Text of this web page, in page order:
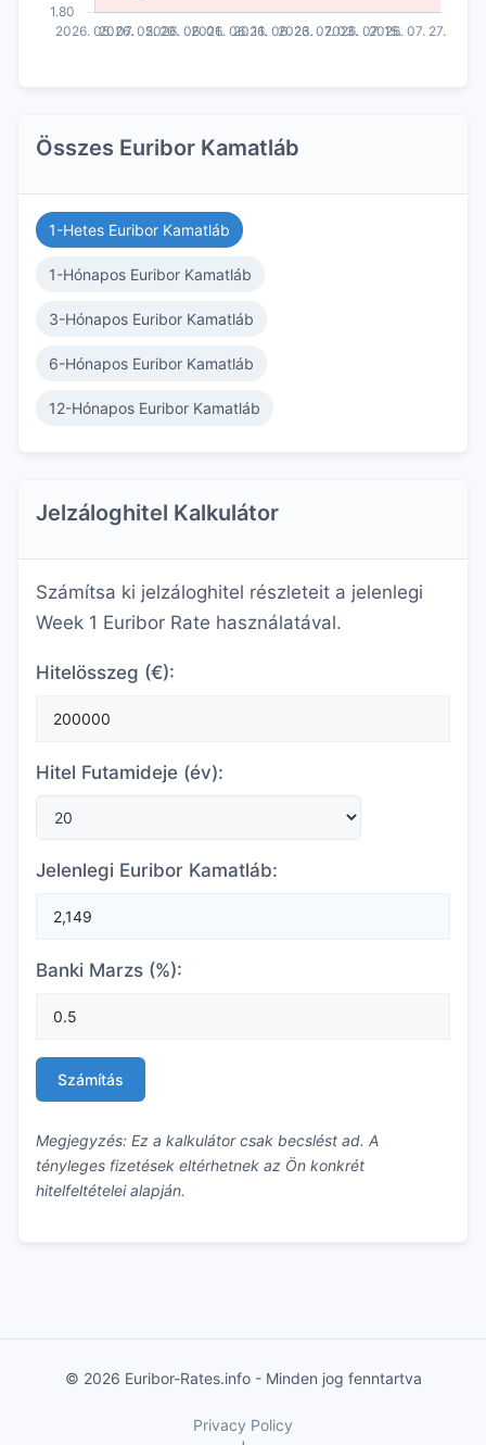
Összes Euribor Kamatláb
1-Hetes Euribor Kamatláb
1-Hónapos Euribor Kamatláb
3-Hónapos Euribor Kamatláb
6-Hónapos Euribor Kamatláb
12-Hónapos Euribor Kamatláb
Jelzáloghitel Kalkulátor
Számítsa ki jelzáloghitel részleteit a jelenlegi
Week 1 Euribor Rate használatával.
Hitelösszeg (€):
Hitel Futamideje (év):
Jelenlegi Euribor Kamatláb:
Banki Marzs (%):
Számítás
Megjegyzés: Ez a kalkulátor csak becslést ad. A
tényleges fizetések eltérhetnek az Ön konkrét
hitelfeltételei alapján.
© 2026 Euribor-Rates.info - Minden jog fenntartva
Privacy Policy